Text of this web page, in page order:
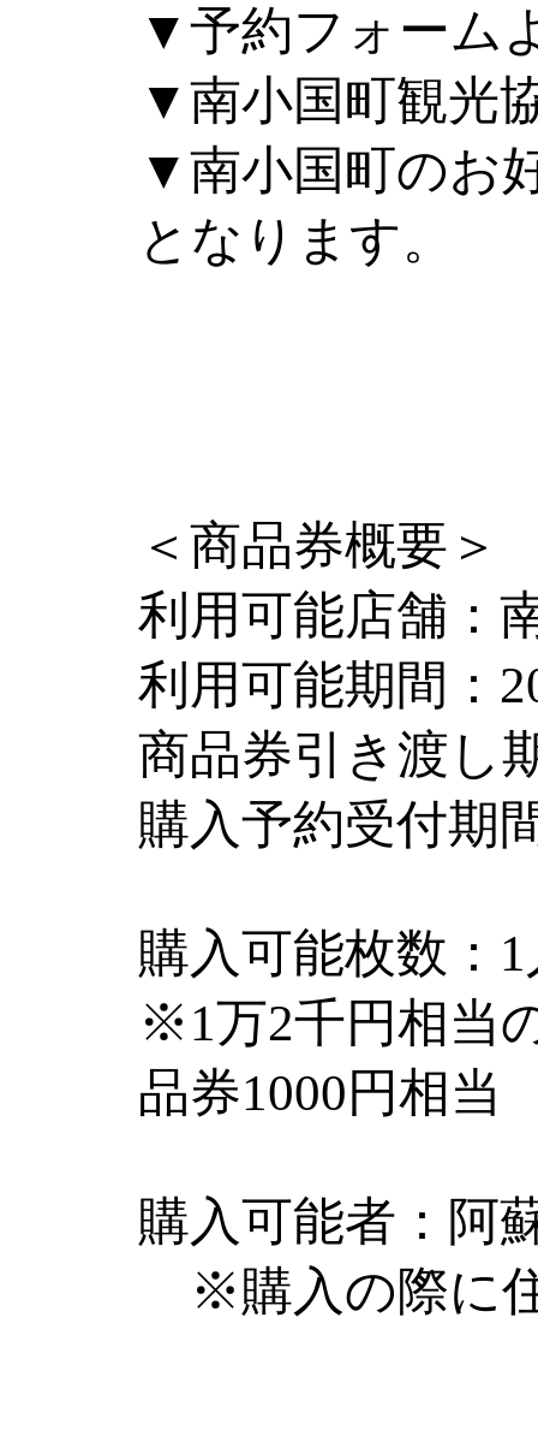
▼予約フォーム
▼南小国町観光
▼南小国町のお
となります。
＜商品券概要＞
利用可能店舗：
利用可能期間：
商品券引き渡し
購入予約受付期
購入可能枚数：
※1万2千円相当
品券1000円相当
購入可能者：阿
※購入の際に